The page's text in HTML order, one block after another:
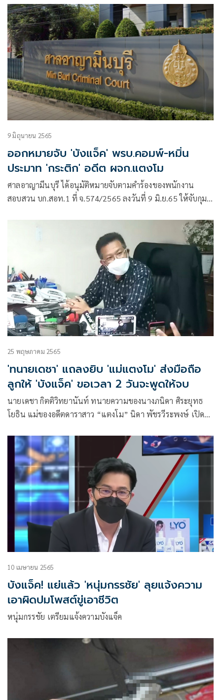
9 มิถุนายน 2565
ออกหมายจับ 'บังแจ็ค' พรบ.คอมพ์-หมิ่น
ประมาท 'กระติก' อดีต ผจก.แตงโม
ศาลอาญามีนบุรี ได้อนุมัติหมายจับตามคำร้องของพนักงาน
สอบสวน บก.สอท.1 ที่ จ.574/2565 ลงวันที่ 9 มิ.ย.65 ให้จับกุม
25 พฤษภาคม 2565
'ทนายเดชา' แถลงยิบ 'แม่แตงโม' ส่งมือถือ
ลูกให้ 'บังแจ็ค' ขอเวลา 2 วันจะพูดให้จบ
นายเดชา กิตติวิทยานันท์ ทนายความของนางภนิดา ศิระยุทธ
โยธิน แม่ของอดีตดาราสาว “แตงโม” นิดา พัชรวีระพงษ์ เปิด
ข้อมูลจากโทรศัพท์ของแตงโมมาโพสต์จนสร้างความปั่นป่วน
สับสนต่อสังคมที่เฝ้าจับตาคดีนี้อยู่
10 เมษายน 2565
บังแจ็ค! แย่แล้ว 'หนุ่มกรรชัย' ลุยแจ้งความ
เอาผิดปมโพสต์ขู่เอาชีวิต
หนุ่มกรรชัย เตรียมแจ้งความบังแจ็ค